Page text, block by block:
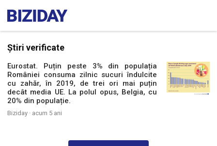
Știri verificate
Eurostat. Puțin peste 3% din populația
României consuma zilnic sucuri îndulcite
cu zahăr, în 2019, de trei ori mai puțin
decât media UE. La polul opus, Belgia, cu
20% din populație.
Biziday · acum 5 ani